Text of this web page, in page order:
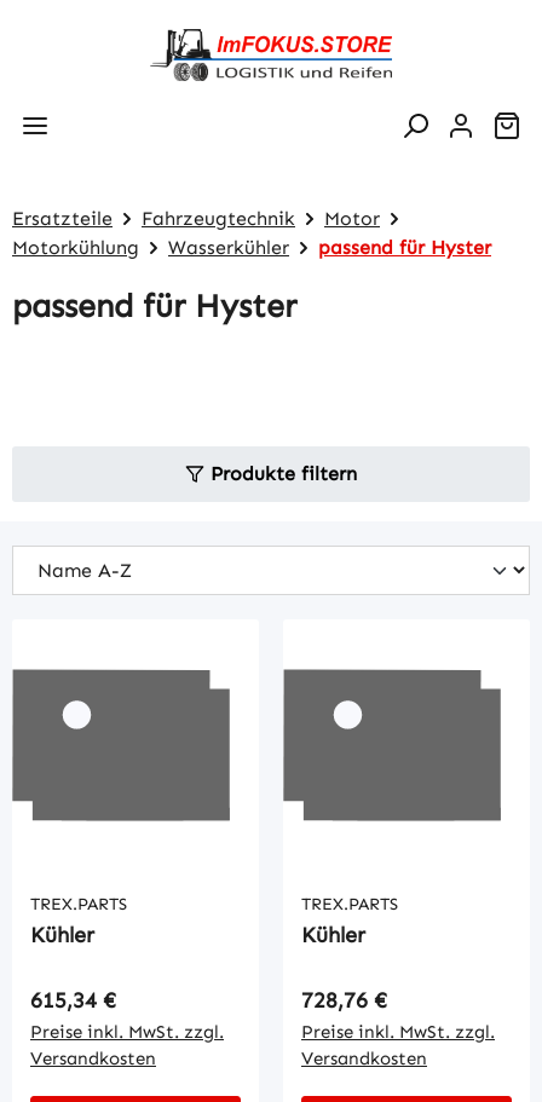
Zum Hauptinhalt springen
Ersatzteile Fahrzeugtechnik
Motor
Motorkühlung
Wasserkühler passend für Hyster
passend für Hyster
Produkte filtern
TREX.PARTS
Kühler
Regulärer Preis:
615,34 €
Preise inkl. MwSt. zzgl.
Versandkosten
TREX.PARTS
Kühler
Regulärer Preis:
728,76 €
Preise inkl. MwSt. zzgl.
Versandkosten